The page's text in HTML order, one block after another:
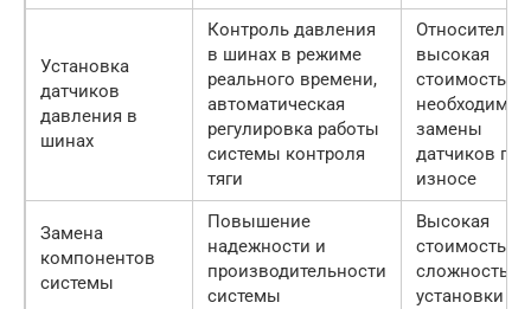
Установка
датчиков
давления в
шинах
Контроль давления
в шинах в режиме
реального времени,
автоматическая
регулировка работы
системы контроля
тяги
высокая
стоимость,
замены
датчиков при
износе
Замена
компонентов
системы
Повышение
надежности и
производительности
системы
Высокая
стоимость,
сложность
установки